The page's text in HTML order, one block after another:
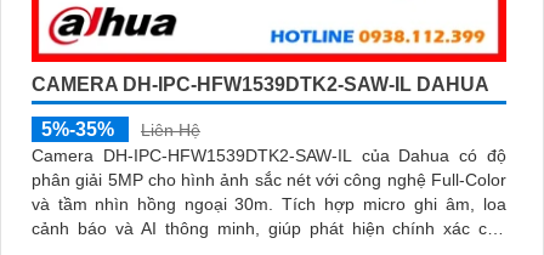
CAMERA DH-IPC-HFW1539DTK2-SAW-IL DAHUA
5%-35%
Liên Hệ
Camera DH-IPC-HFW1539DTK2-SAW-IL của Dahua có độ
phân giải 5MP cho hình ảnh sắc nét với công nghệ Full-Color
và tầm nhìn hồng ngoại 30m. Tích hợp micro ghi âm, loa
cảnh báo và AI thông minh, giúp phát hiện chính xác con